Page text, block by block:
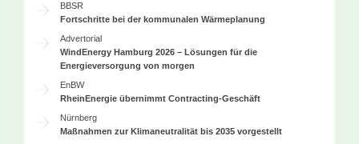
BBSR
Fortschritte bei der kommunalen Wärmeplanung
Advertorial
WindEnergy Hamburg 2026 – Lösungen für die
Energieversorgung von morgen
EnBW
RheinEnergie übernimmt Contracting-Geschäft
Nürnberg
Maßnahmen zur Klimaneutralität bis 2035 vorgestellt